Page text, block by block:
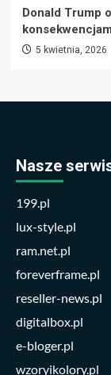
Donald Trump
5 kwietnia, 2026
Nasze
199.pl
lux-style.pl
ram.net.pl
foreverframe.pl
reseller-news.pl
digitalbox.pl
e-bloger.pl
wzoryikolory.pl